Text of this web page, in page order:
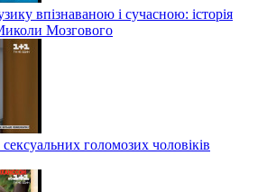
впізнаваною і сучасною: історія
Мозгового
голомозих чоловіків